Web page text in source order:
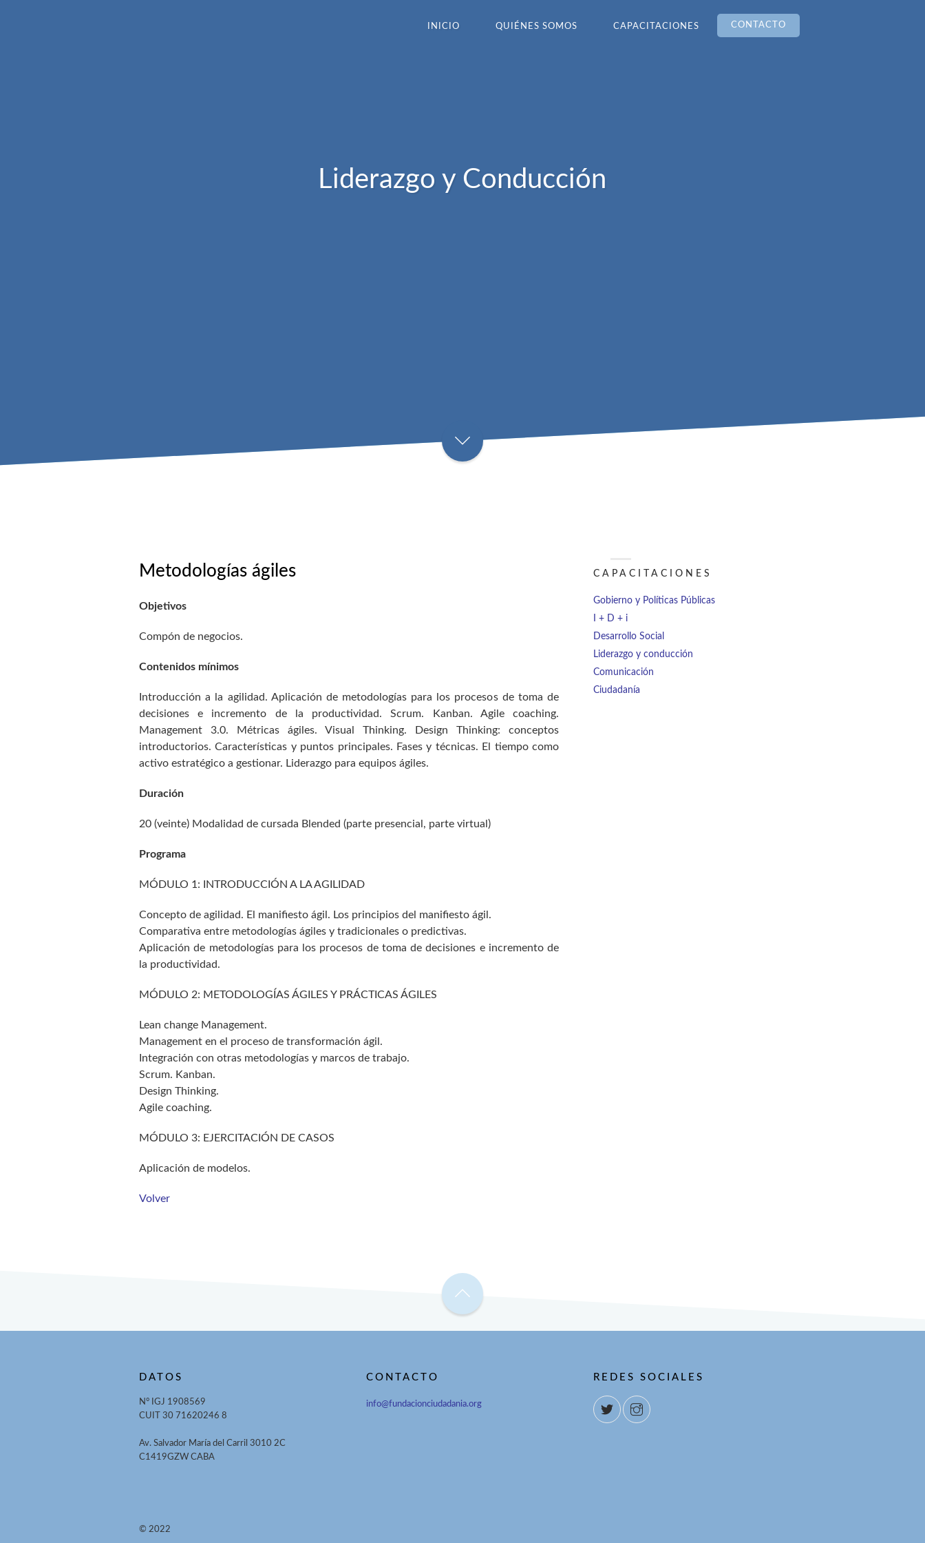
INICIO QUIÉNES SOMOS CAPACITACIONES CONTACTO
Liderazgo y Conducción
Metodologías ágiles
Objetivos
Compón de negocios.
Contenidos mínimos
Introducción a la agilidad. Aplicación de metodologías para los procesos de toma de
decisiones e incremento de la productividad. Scrum. Kanban. Agile coaching.
Management 3.0. Métricas ágiles. Visual Thinking. Design Thinking: conceptos
introductorios. Características y puntos principales. Fases y técnicas. El tiempo como
activo estratégico a gestionar. Liderazgo para equipos ágiles.
Duración
20 (veinte) Modalidad de cursada Blended (parte presencial, parte virtual)
Programa
MÓDULO 1: INTRODUCCIÓN A LA AGILIDAD
Concepto de agilidad. El manifiesto ágil. Los principios del manifiesto ágil.
Comparativa entre metodologías ágiles y tradicionales o predictivas.
Aplicación de metodologías para los procesos de toma de decisiones e incremento de
la productividad.
MÓDULO 2: METODOLOGÍAS ÁGILES Y PRÁCTICAS ÁGILES
Lean change Management.
Management en el proceso de transformación ágil.
Integración con otras metodologías y marcos de trabajo.
Scrum. Kanban.
Design Thinking.
Agile coaching.
MÓDULO 3: EJERCITACIÓN DE CASOS
Aplicación de modelos.
Volver
CAPACITACIONES
Gobierno y Políticas Públicas
I + D + i
Desarrollo Social
Liderazgo y conducción
Comunicación
Ciudadanía
DATOS
N° IGJ 1908569
CUIT 30 71620246 8
Av. Salvador María del Carril 3010 2C
C1419GZW CABA
CONTACTO
info@fundacionciudadania.org
REDES SOCIALES
© 2022